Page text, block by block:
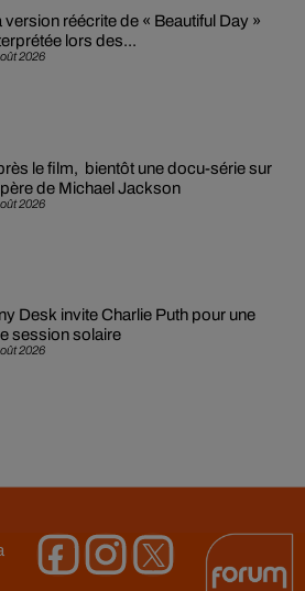
2026
version réécrite de « Beautiful Day »
lors des...
2026
le film, bientôt une docu-série sur
père de Michael Jackson
2026
Desk invite Charlie Puth pour une
session solaire